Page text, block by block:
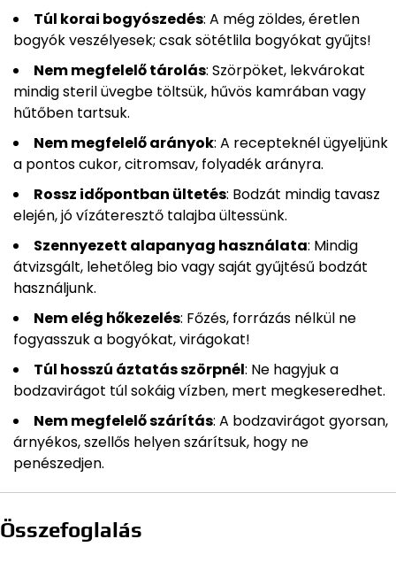
Túl korai bogyószedés: A még zöldes, éretlen
bogyók veszélyesek; csak sötétlila bogyókat gyűjts!
Nem megfelelő tárolás: Szörpöket, lekvárokat
mindig steril üvegbe töltsük, hűvös kamrában vagy
hűtőben tartsuk.
Nem megfelelő arányok: A recepteknél ügyeljünk
a pontos cukor, citromsav, folyadék arányra.
Rossz időpontban ültetés: Bodzát mindig tavasz
elején, jó vízáteresztő talajba ültessünk.
Szennyezett alapanyag használata: Mindig
átvizsgált, lehetőleg bio vagy saját gyűjtésű bodzát
használjunk.
Nem elég hőkezelés: Főzés, forrázás nélkül ne
fogyasszuk a bogyókat, virágokat!
Túl hosszú áztatás szörpnél: Ne hagyjuk a
bodzavirágot túl sokáig vízben, mert megkeseredhet.
Nem megfelelő szárítás: A bodzavirágot gyorsan,
árnyékos, szellős helyen szárítsuk, hogy ne
penészedjen.
Összefoglalás